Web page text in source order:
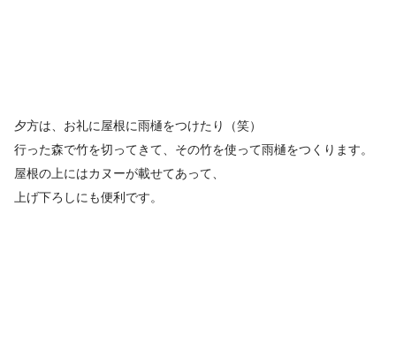
夕方は、お礼に屋根に雨樋をつけたり（笑）
行った森で竹を切ってきて、その竹を使って雨樋をつくります。
屋根の上にはカヌーが載せてあって、
上げ下ろしにも便利です。